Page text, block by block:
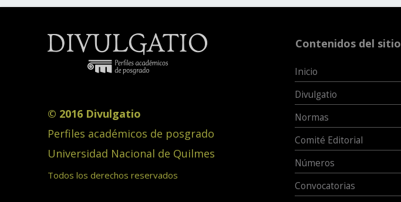
© 2016 Divulgatio
Perfiles académicos de posgrado
Universidad Nacional de Quilmes
Todos los derechos reservados
Contenidos del sitio
Inicio
Divulgatio
Normas
Comité Editorial
Números
Convocatorias